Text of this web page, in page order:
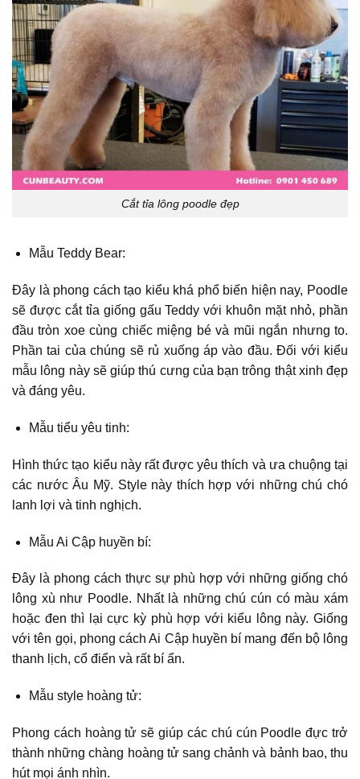
Cắt tỉa lông poodle đẹp
Mẫu Teddy Bear:
Đây là phong cách tạo kiểu khá phổ biến hiện nay, Poodle
sẽ được cắt tỉa giống gấu Teddy với khuôn mặt nhỏ, phần
đầu tròn xoe cùng chiếc miệng bé và mũi ngắn nhưng to.
Phần tai của chúng sẽ rủ xuống áp vào đầu. Đối với kiểu
mẫu lông này sẽ giúp thú cưng của bạn trông thật xinh đẹp
và đáng yêu.
Mẫu tiểu yêu tinh:
Hình thức tạo kiểu này rất được yêu thích và ưa chuộng tại
các nước Âu Mỹ. Style này thích hợp với những chú chó
lanh lợi và tinh nghịch.
Mẫu Ai Cập huyền bí:
Đây là phong cách thực sự phù hợp với những giống chó
lông xù như Poodle. Nhất là những chú cún có màu xám
hoặc đen thì lại cực kỳ phù hợp với kiểu lông này. Giống
với tên gọi, phong cách Ai Cập huyền bí mang đến bộ lông
thanh lịch, cổ điển và rất bí ẩn.
Mẫu style hoàng tử:
Phong cách hoàng tử sẽ giúp các chú cún Poodle đực trở
thành những chàng hoàng tử sang chảnh và bảnh bao, thu
hút mọi ánh nhìn.